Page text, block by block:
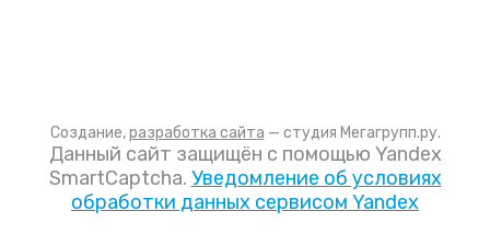
Создание,разработка сайта — студия Мегагрупп.ру.
Данный сайт защищён с помощью Yandex
SmartCaptcha. Уведомление об условиях
обработки данных сервисом Yandex